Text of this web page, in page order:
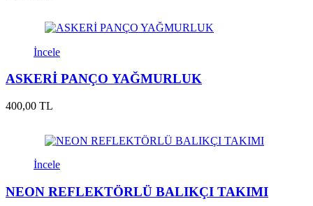
İncele
ASKERİ PANÇO YAĞMURLUK
400,00 TL
İncele
NEON REFLEKTÖRLÜ BALIKÇI TAKIMI